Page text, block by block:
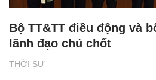
THỜI SỰ
Bộ TT&TT điều động và
lãnh đạo chủ chốt